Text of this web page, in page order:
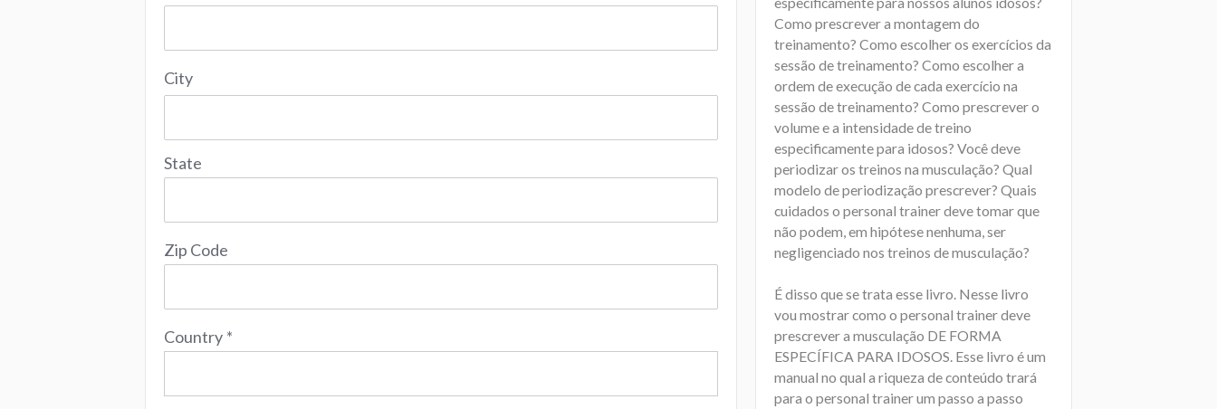
City
State
Zip Code
Country *
Como prescrever a montagem do
treinamento? Como escolher os exercícios da
sessão de treinamento? Como escolher a
ordem de execução de cada exercício na
sessão de treinamento? Como prescrever o
volume e a intensidade de treino
especificamente para idosos? Você deve
periodizar os treinos na musculação? Qual
modelo de periodização prescrever? Quais
cuidados o personal trainer deve tomar que
não podem, em hipótese nenhuma, ser
negligenciado nos treinos de musculação?
É disso que se trata esse livro. Nesse livro
vou mostrar como o personal trainer deve
prescrever a musculação DE FORMA
ESPECÍFICA PARA IDOSOS. Esse livro é um
manual no qual a riqueza de conteúdo trará
para o personal trainer um passo a passo